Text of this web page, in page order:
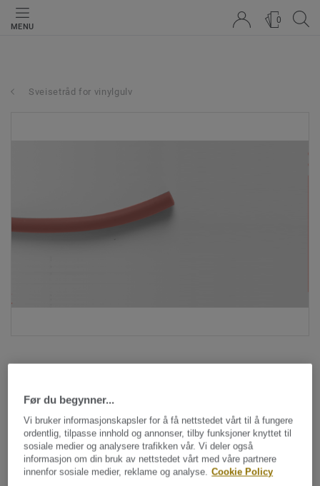
MENU
0
Sveisetråd for vinylgulv
Hele kolleksjonen (1477)
Sveisetråd
Før du begynner...
Vi bruker informasjonskapsler for å få nettstedet vårt til å fungere
ordentlig, tilpasse innhold og annonser, tilby funksjoner knyttet til
sosiale medier og analysere trafikken vår. Vi deler også
informasjon om din bruk av nettstedet vårt med våre partnere
innenfor sosiale medier, reklame og analyse. Cookie Policy